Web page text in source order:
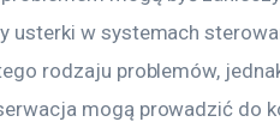
usterki w systemach
rodzaju problemów,
mogą prowadzić do